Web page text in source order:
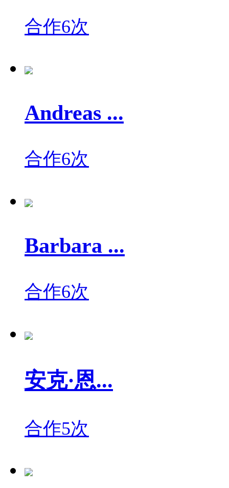
合作6次
Andreas ...
合作6次
Barbara ...
合作6次
安克·恩...
合作5次